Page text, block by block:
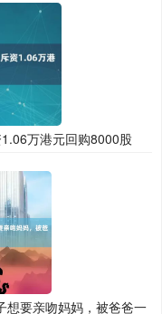
万港元回购8000股
想要亲吻妈妈，被爸爸一